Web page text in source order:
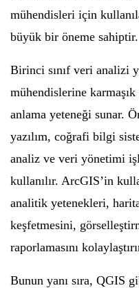
mühendisleri için
büyük bir öneme sahiptir.
Birinci sınıf veri analizi
mühendislerine
anlama yeteneği sunar.
yazılım, coğrafi bilgi
analiz ve veri yönetimi
kullanılır. ArcGIS’in
analitik yetenekleri,
keşfetmesini,
raporlamasını
Bunun yanı sıra, QGIS